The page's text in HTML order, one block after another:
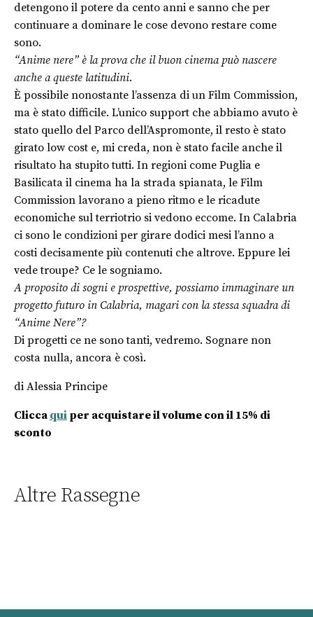
detengono il potere da cento anni e sanno che per
continuare a dominare le cose devono restare come
sono.
“Anime nere” è la prova che il buon cinema può nascere
anche a queste latitudini.
È possibile nonostante l’assenza di un Film Commission,
ma è stato difficile. L’unico support che abbiamo avuto è
stato quello del Parco dell’Aspromonte, il resto è stato
girato low cost e, mi creda, non è stato facile anche il
risultato ha stupito tutti. In regioni come Puglia e
Basilicata il cinema ha la strada spianata, le Film
Commission lavorano a pieno ritmo e le ricadute
economiche sul terriotrio si vedono eccome. In Calabria
ci sono le condizioni per girare dodici mesi l’anno a
costi decisamente più contenuti che altrove. Eppure lei
vede troupe? Ce le sogniamo.
A proposito di sogni e prospettive, possiamo immaginare un
progetto futuro in Calabria, magari con la stessa squadra di
“Anime Nere”?
Di progetti ce ne sono tanti, vedremo. Sognare non
costa nulla, ancora è così.
di Alessia Principe
Clicca qui per acquistare il volume con il 15% di
sconto
Altre Rassegne